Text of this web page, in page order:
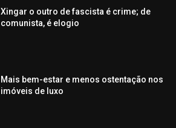
Xingar o outro de fascista é crime; de
comunista, é elogio
Mais bem-estar e menos ostentação nos
imóveis de luxo